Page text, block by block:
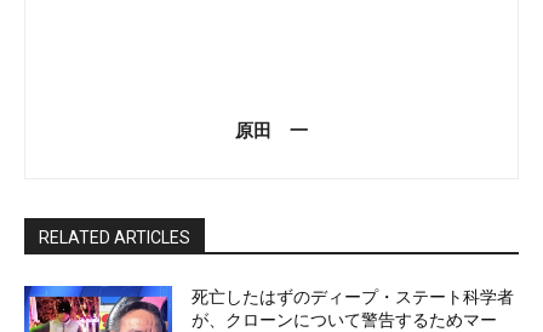
原田 一
RELATED ARTICLES
死亡したはずのディープ・ステート科学者
が、クローンについて警告するためマー